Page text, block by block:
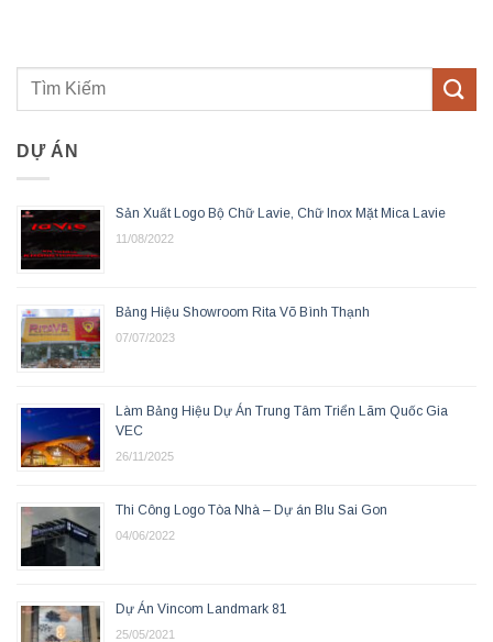
DỰ ÁN
Sản Xuất Logo Bộ Chữ Lavie, Chữ Inox Mặt Mica Lavie
11/08/2022
Bảng Hiệu Showroom Rita Võ Bình Thạnh
07/07/2023
Làm Bảng Hiệu Dự Án Trung Tâm Triển Lãm Quốc Gia
VEC
26/11/2025
Thi Công Logo Tòa Nhà – Dự án Blu Sai Gon
04/06/2022
Dự Án Vincom Landmark 81
25/05/2021